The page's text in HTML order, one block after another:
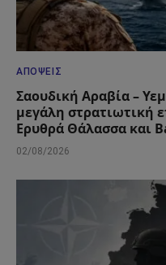
ΑΠΌΨΕΙΣ
Σαουδική Αραβία –
μεγάλη στρατιωτική
Ερυθρά Θάλασσα και
02/08/2026